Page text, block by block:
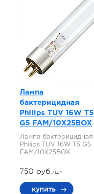
Лампа
бактерицидная
Philips TUV 16W T5
G5 FAM/10X25BOX
Лампа бактерицидная
Philips TUV 16W T5 G5
FAM/10X25BOX
750 руб./шт.
купить